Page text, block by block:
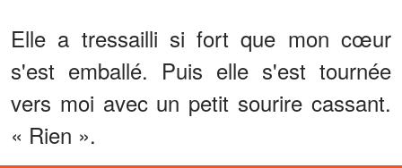
Elle a tressailli si fort que mon cœur
s'est emballé. Puis elle s'est tournée
vers moi avec un petit sourire cassant.
« Rien ».